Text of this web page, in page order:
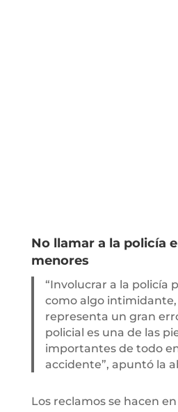
No llamar a la policía
menores
“Involucrar a la policía
como algo
representa un gran
policial es una de las
importantes de todo
accidente”, apuntó la
Los reclamos se hacen